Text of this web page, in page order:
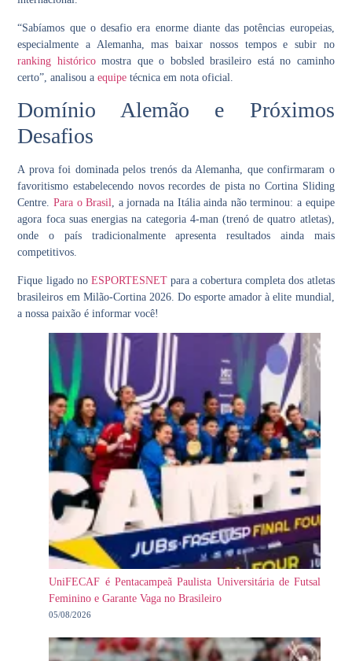
“Sabíamos que o desafio era enorme diante das potências europeias,
especialmente a Alemanha, mas baixar nossos tempos e subir no
ranking históricomostra que o bobsled brasileiro está no caminho
certo”, analisou aequipe técnica em nota oficial.
Domínio Alemão e Próximos
Desafios
A prova foi dominada pelos trenós da Alemanha, que confirmaram o
favoritismo estabelecendo novos recordes de pista no Cortina Sliding
Centre. Para o Brasil, a jornada na Itália ainda não terminou: a equipe
agora foca suas energias na categoria 4-man(trenó de quatro atletas),
onde o país tradicionalmente apresenta resultados ainda mais
competitivos.
Fique ligado no ESPORTESNETpara a cobertura completa dos atletas
brasileiros em Milão-Cortina 2026. Do esporte amador à elite mundial,
a nossa paixão é informar você!
UniFECAF é Pentacampeã Paulista Universitária de Futsal
Feminino e Garante Vaga no Brasileiro
05/08/2026